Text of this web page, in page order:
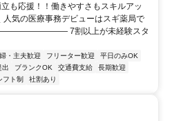
も応援！！働きやすさもスキルアッ
人気の医療事務デビューはスギ薬局で
7割以上が未経験スタ
・主夫歓迎 フリーター歓迎
平日のみOK
出 ブランクOK 交通費支給
長期歓迎
フト制 社割あり